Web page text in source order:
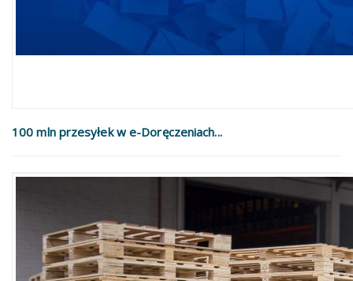
100 mln przesyłek w e-Doręczeniach...